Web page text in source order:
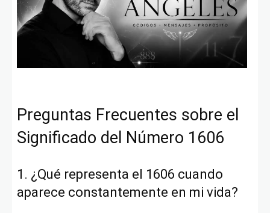
Preguntas Frecuentes sobre el
Significado del Número 1606
1. ¿Qué representa el 1606 cuando
aparece constantemente en mi vida?